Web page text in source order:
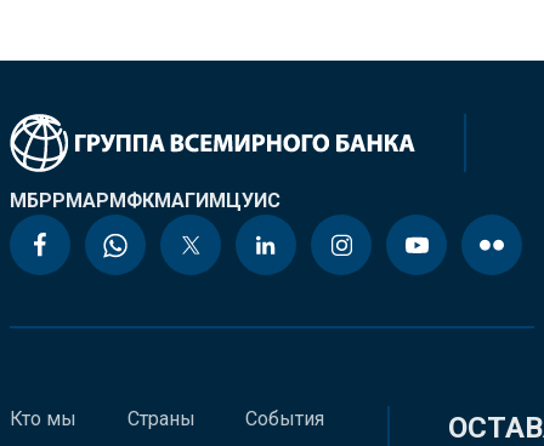
МБРРМАРМФКМАГИМЦУИС
Кто мы Страны События